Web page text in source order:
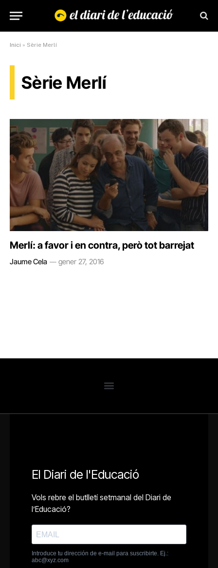
Inici » Sèrie Merlí
Sèrie Merlí
Merlí: a favor i en contra, però tot barrejat
Jaume Cela gener 27, 2016